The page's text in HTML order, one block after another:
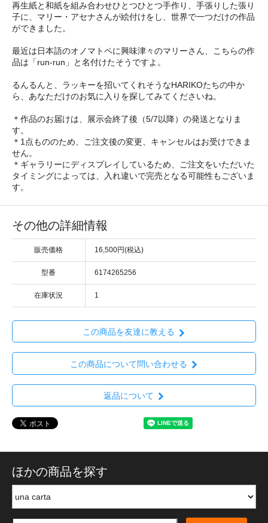
再生紙と和紙を組み合わせひとつひとつ手作り、手張りした張り
子に、マリー・アセナさんが絵付けをし、世界で一つだけの作品
ができました。
最近は日本語のオノマトペに興味津々のマリーさん、こちらの作
品は「run-run」と名付けたそうですよ。
るんるんと、ラッキーを招いてくれそうなHARIKOたちの中か
ら、あなただけのお気に入りを探してみてくださいね。
＊作品のお届けは、展示会終了後（5/7以降）の発送となりま
す。
＊1点もののため、ご注文後の変更、キャンセルはお受けできま
せん。
＊ギャラリーにディスプレイしているため、ご注文をいただいた
タイミングによっては、入れ違いで完売となる可能性もございま
す。
その他の詳細情報
販売価格 16,500円(税込)
型番 6174265256
在庫状況 1
この商品を友達に教える
この商品について問い合わせる
返品について
ほかの商品を探す